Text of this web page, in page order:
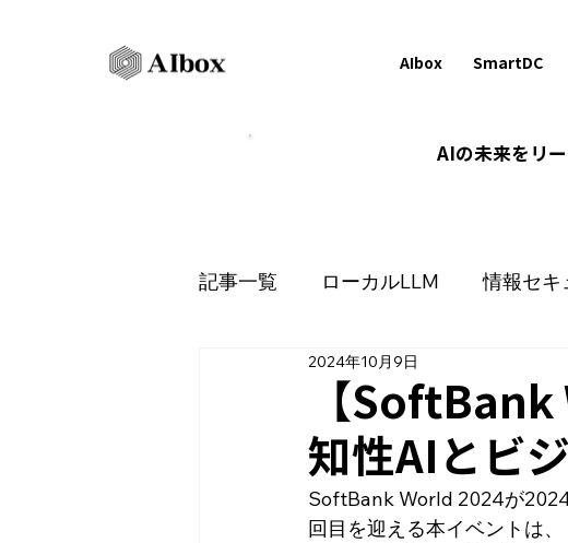
AIbox SmartDC
AIの未来をリ
記事一覧 ローカルLLM 情報セキ
ナレッジマネジメント
セキュリティ OCR
【
知性AIとビ
2024年10月9日
SoftBank World 2024が
回目を迎える本イベントは